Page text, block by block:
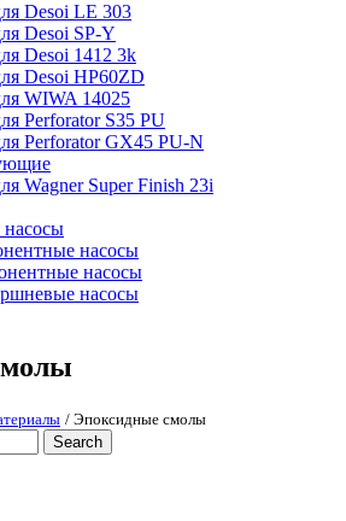
Desoi LE 303
Desoi SP-Y
Desoi 1412 3k
Desoi HP60ZD
WIWA 14025
Perforator S35 PU
Perforator GX45 PU-N
Wagner Super Finish 23i
насосы
насосы
насосы
/ Эпоксидные смолы